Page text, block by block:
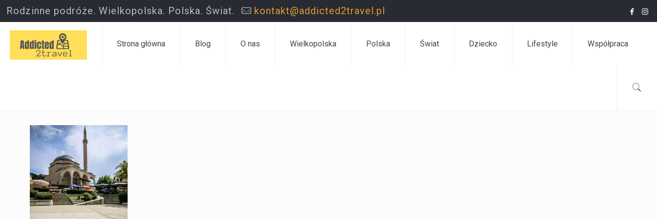
Rodzinne podróże. Wielkopolska. Polska. Świat. kontakt@addicted2travel.pl
Strona główna Blog O nas Wielkopolska Polska Świat Dziecko Lifestyle Współpraca